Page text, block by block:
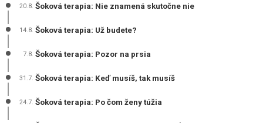
20.8. Šoková terapia: Nie znamená skutočne nie
14.8. Šoková terapia: Už budete?
7.8. Šoková terapia: Pozor na prsia
31.7. Šoková terapia: Keď musíš, tak musíš
24.7. Šoková terapia: Po čom ženy túžia